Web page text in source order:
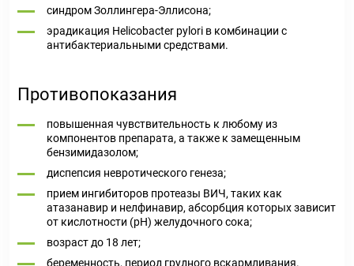
синдром Золлингера-Эллисона;
эрадикация Helicobacter pylori в комбинации с
антибактериальными средствами.
Противопоказания
повышенная чувствительность к любому из
компонентов препарата, а также к замещенным
бензимидазолом;
диспепсия невротического генеза;
прием ингибиторов протеазы ВИЧ, таких как
атазанавир и нелфинавир, абсорбция которых зависит
от кислотности (pH) желудочного сока;
возраст до 18 лет;
беременность, период грудного вскармливания.